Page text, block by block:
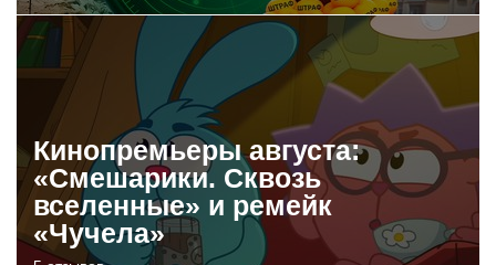
Кинопремьеры августа:
«Смешарики. Сквозь
вселенные» и ремейк
«Чучела»